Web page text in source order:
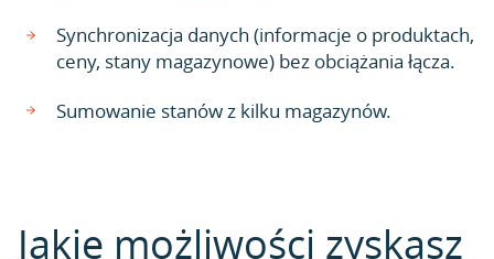
Synchronizacja danych (informacje o produktach,
ceny, stany magazynowe) bez obciążania łącza.
Sumowanie stanów z kilku magazynów.
Jakie możliwości zyskasz